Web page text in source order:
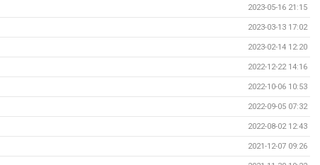
2023-05-16 21:15
2023-03-13 17:02
2023-02-14 12:20
2022-12-22 14:16
2022-10-06 10:53
2022-09-05 07:32
2022-08-02 12:43
2021-12-07 09:26